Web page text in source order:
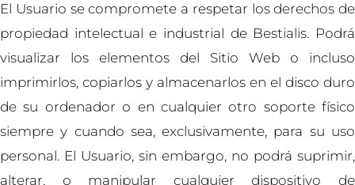
El Usuario se compromete a respetar los derechos de
propiedad intelectual e industrial de Bestialis. Podrá
visualizar los elementos del Sitio Web o incluso
imprimirlos, copiarlos y almacenarlos en el disco duro
de su ordenador o en cualquier otro soporte físico
siempre y cuando sea, exclusivamente, para su uso
personal. El Usuario, sin embargo, no podrá suprimir,
alterar, o manipular cualquier dispositivo de